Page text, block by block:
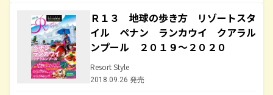
Ｒ１３ 地球の歩き方 リゾートスタ
イル ペナン ランカウイ クアラル
ンプール ２０１９～２０２０
Resort Style
2018.09.26 発売